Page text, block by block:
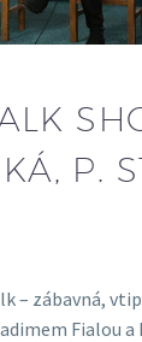
P.
– zábavná,
Fialou